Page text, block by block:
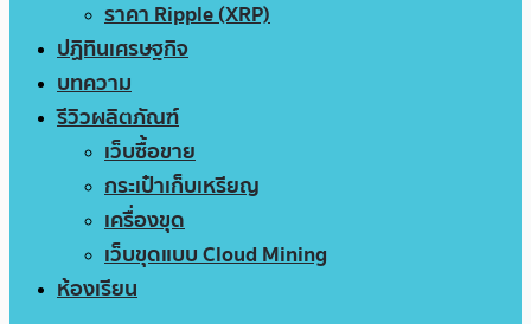
ราคา Ripple (XRP)
ปฏิทินเศรษฐกิจ
บทความ
รีวิวผลิตภัณฑ์
เว็บซื้อขาย
กระเป๋าเก็บเหรียญ
เครื่องขุด
เว็บขุดแบบ Cloud Mining
ห้องเรียน